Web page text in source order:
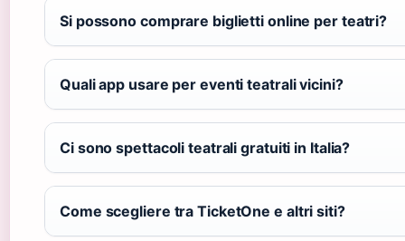
Si possono comprare biglietti online per teatri?
Quali app usare per eventi teatrali vicini?
Ci sono spettacoli teatrali gratuiti in Italia?
Come scegliere tra TicketOne e altri siti?